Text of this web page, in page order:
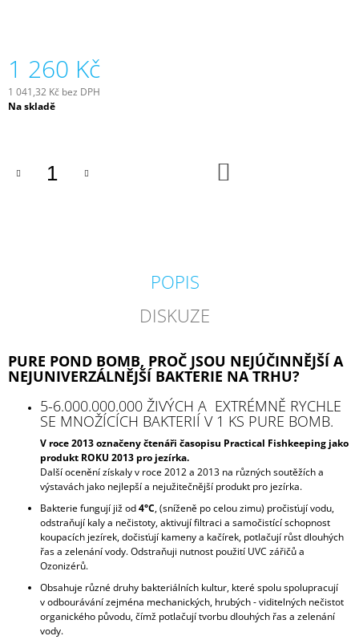
1 260 Kč
1 041,32 Kč bez DPH
Měrná
Na skladě
POPIS
DISKUZE
PURE POND BOMB, PROČ JSOU NEJÚČINNĚJŠÍ A
NEJUNIVERZÁLNĚJŠÍ BAKTERIE NA TRHU?
5-6.000.000.000 ŽI­VÝCH A EXTRÉMNĚ RYCHLE
SE MNOŽÍCÍCH BAKTERIÍ V 1 KS PURE BOMB.
V roce 2013 označeny čtenáři časopisu Practical Fishkeeping jako
produkt ROKU 2013 pro jezírka.
Další ocenění získaly v roce 2012 a 2013 na různých soutěžích a
výstavách jako nejlepší a nejužitečnější produkt pro jezírka.
Bakterie fungují již od4°C, (sníženě po celou zimu) pročisťují vodu,
odstraňují kaly a nečistoty, aktivují filtraci a samočistící schopnost
koupacích jezírek, dočisťují kameny a kačírek, potlačují růst dlouhých
řas a zelenání vody. Odstraňuji nutnost použití UVC zářičů a
Ozonizérů.
Obsahuje různé druhy bakteriálních kultur, které spolu spolupracují
v odbourávání zejména mechanických, hrubých - viditelných nečistot
organického původu, čímž potlačují tvorbu dlouhých řas a zelenání
vody.